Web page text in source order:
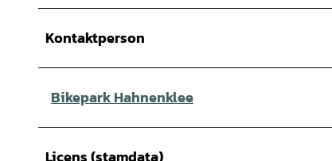
Kontaktperson
Bikepark Hahnenklee
Licens (stamdata)